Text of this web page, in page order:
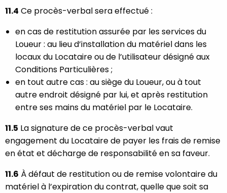
11.4 Ce procès-verbal sera effectué :
en cas de restitution assurée par les services du
Loueur : au lieu d’installation du matériel dans les
locaux du Locataire ou de l’utilisateur désigné aux
Conditions Particulières ;
en tout autre cas : au siège du Loueur, ou à tout
autre endroit désigné par lui, et après restitution
entre ses mains du matériel par le Locataire.
11.5 La signature de ce procès-verbal vaut
engagement du Locataire de payer les frais de remise
en état et décharge de responsabilité en sa faveur.
11.6 À défaut de restitution ou de remise volontaire du
matériel à l’expiration du contrat, quelle que soit sa